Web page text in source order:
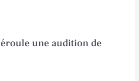
une audition de